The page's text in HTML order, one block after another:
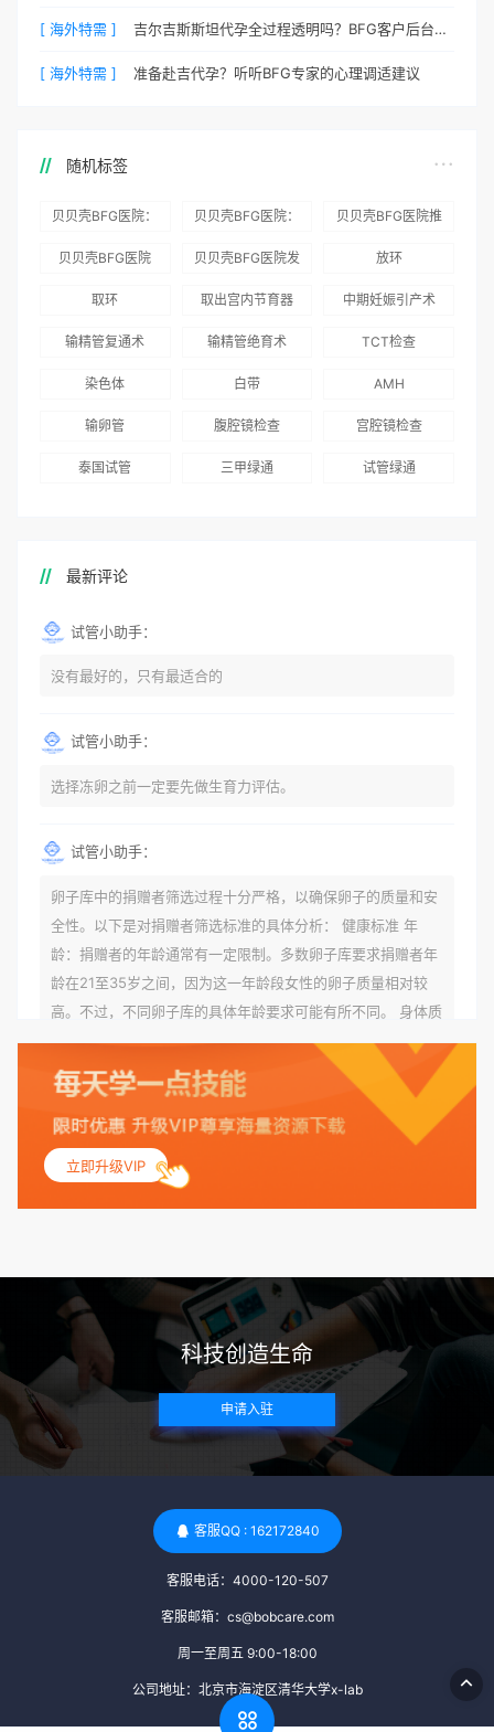
[ 海外特需 ] 吉尔吉斯斯坦代孕全过程透明吗？BFG客户后台详解
[ 海外特需 ] 准备赴吉代孕？听听BFG专家的心理调适建议
随机标签
贝贝壳BFG医院：
务
贝贝壳BFG医院：
术”和“法律支持”
贝贝壳BFG医院推
贝贝壳BFG医院
贝贝壳BFG医院发
国版）》
放环
取环 取出宫内节育器 中期妊娠引产术
输精管复通术 输精管绝育术 TCT检查
染色体 白带 AMH
输卵管 腹腔镜检查 宫腔镜检查
泰国试管 三甲绿通 试管绿通
最新评论
试管小助手：
没有最好的，只有最适合的
试管小助手：
选择冻卵之前一定要先做生育力评估。
试管小助手：
卵子库中的捐赠者筛选过程十分严格，以确保卵子的质量和安
全性。以下是对捐赠者筛选标准的具体分析： 健康标准 年
龄：捐赠者的年龄通常有一定限制。多数卵子库要求捐赠者年
龄在21至35岁之间，因为这一年龄段女性的卵子质量相对较
高。不过，不同卵子库的具体年龄要求可能有所不同。 身体质
量指数（BMI）：捐赠者的BMI通常需要在正常范围内，以确
保其身体健康状况良好。过高的BMI可能与多种健康问题相关
联，包括不孕症和妊娠并发症。 生殖健康：捐赠者需要有规律
的月经期，无生殖障碍或异常问题。此外，还需要进行详细的
妇科检查，以确保其生殖系统的健康。 遗传病史与家族病史：
捐赠者及其家庭成员需要无严重的遗传病史、精神病史和传染
病史。这通常需要通过基因检测、家族史调查和医疗记录审查
带任何可传染给受卵者的病原体。 药物与生活习惯：捐赠者需
要是非尼古丁使用者、非吸烟者、非吸毒者，并且未使用可能
影响卵子质量的药物，如某些精神药物和避孕植入物。 学历与
心理标准 学历要求：部分卵子库对捐赠者的学历有一定要求，
但这并非普遍标准。一些卵子库可能更倾向于选择受过高等教
育的女性作为捐赠者，但这并不是绝对的筛选条件。 心理状态
评估：捐赠者需要进行心理状态评估，以确定其对捐赠过程的
于确保捐赠者在捐赠过程中保持积极的心态，并理解其捐赠行
为的意义。 其他标准 责任心与沟通能力：由于捐卵过程的时
间不确定性，捐赠者需要有责任心，善于沟通，并尊重预约和
时间表。这有助于确保捐赠周期的顺利进行，并保障受卵者的
明等材料，并接受卵子库的全面审查和评估。 综上所述，卵子
立即升级VIP
科技创造生命
申请入驻
客服QQ : 162172840
客服电话：4000-120-507
客服邮箱：cs@bobcare.com
周一至周五 9:00-18:00
公司地址：北京市海淀区清华大学x-lab